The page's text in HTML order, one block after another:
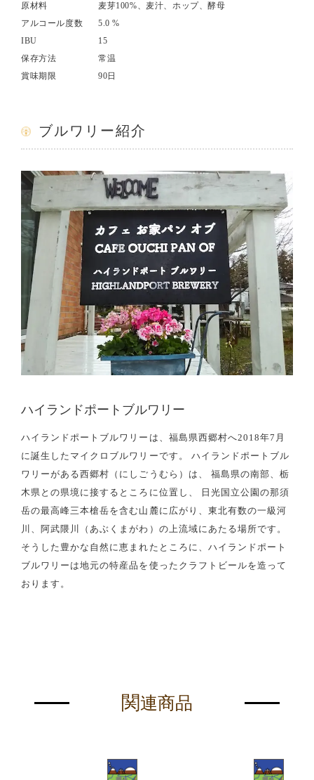
原材料
麦芽100%、麦汁、ホップ、酵母
アルコール度数
5.0 %
IBU
15
保存方法
常温
賞味期限
90日
ブルワリー紹介
ハイランドポートブルワリー
ハイランドポートブルワリーは、福島県西郷村へ2018年7月
に誕生したマイクロブルワリーです。 ハイランドポートブル
ワリーがある西郷村（にしごうむら）は、 福島県の南部、栃
木県との県境に接するところに位置し、 日光国立公園の那須
岳の最高峰三本槍岳を含む山麓に広がり、東北有数の一級河
川、阿武隈川（あぶくまがわ）の上流域にあたる場所です。
そうした豊かな自然に恵まれたところに、ハイランドポート
ブルワリーは地元の特産品を使ったクラフトビールを造って
おります。
関連商品